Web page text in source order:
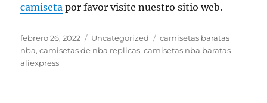
camiseta por favor visite nuestro sitio web.
Publicado
el
febrero 26, 2022 Categorías
Uncategorized Etiquetas
camisetas baratas
nba,camisetas de nba replicas,camisetas nba baratas
aliexpress